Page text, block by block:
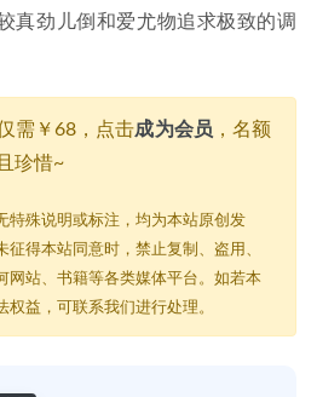
真劲儿倒和爱尤物追求极致的调
需￥68，点击成为会员 ，名额
珍惜~
特殊说明或标注，均为本站原创发
征得本站同意时，禁止复制、盗用、
网站、书籍等各类媒体平台。如若本
益，可联系我们进行处理。